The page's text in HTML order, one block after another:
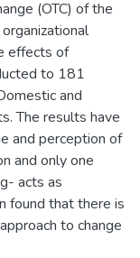
(OTC) of the
effects of
to 181
and
The results have
and perception of
and only one
acts as
found that there is
to change